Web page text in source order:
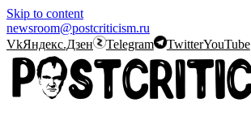
Skip to content
newsroom@postcriticism.ru
VkЯндекс.Дзен Telegram TwitterYouTube